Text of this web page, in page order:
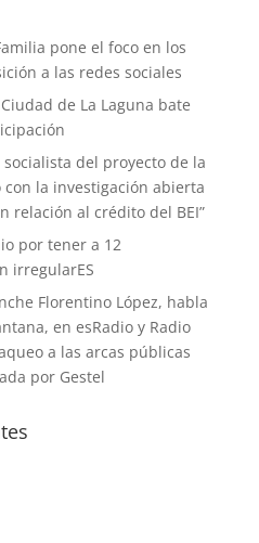
pone el foco en los
a las redes sociales
de La Laguna bate
socialista del proyecto de la
la investigación abierta
relación al crédito del BEI”
por tener a 12
irregularES
Florentino López, habla
en esRadio y Radio
a las arcas públicas
por Gestel